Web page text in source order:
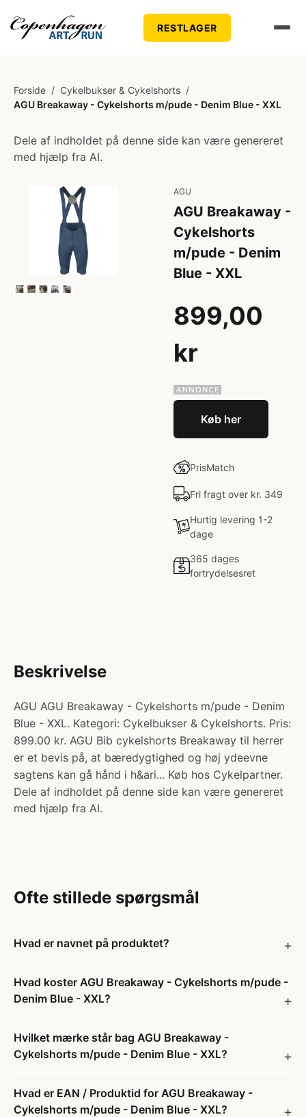
RESTLAGER
Forside / Cykelbukser & Cykelshorts /
AGU Breakaway - Cykelshorts m/pude - Denim Blue - XXL
Dele af indholdet på denne side kan være genereret
med hjælp fra AI.
AGU
AGU Breakaway -
Cykelshorts
m/pude - Denim
Blue - XXL
899,00
kr
Køb her
PrisMatch
Fri fragt over kr. 349
Hurtig levering 1-2
dage
365 dages
fortrydelsesret
Beskrivelse
AGU AGU Breakaway - Cykelshorts m/pude - Denim
Blue - XXL. Kategori: Cykelbukser & Cykelshorts. Pris:
899.00 kr. AGU Bib cykelshorts Breakaway til herrer
er et bevis på, at bæredygtighed og høj ydeevne
sagtens kan gå hånd i h&ari... Køb hos Cykelpartner.
Dele af indholdet på denne side kan være genereret
med hjælp fra AI.
Ofte stillede spørgsmål
Hvad er navnet på produktet?
Hvad koster AGU Breakaway - Cykelshorts m/pude -
Denim Blue - XXL?
Hvilket mærke står bag AGU Breakaway -
Cykelshorts m/pude - Denim Blue - XXL?
Hvad er EAN / Produktid for AGU Breakaway -
Cykelshorts m/pude - Denim Blue - XXL?